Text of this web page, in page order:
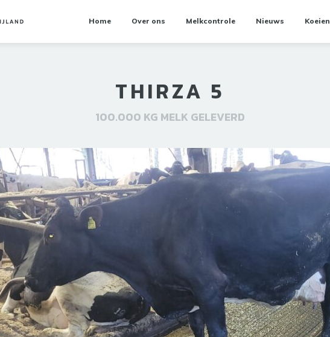
Home Over ons Melkcontrole Nieuws Koeien
THIRZA 5
100.000 KG MELK GELEVERD